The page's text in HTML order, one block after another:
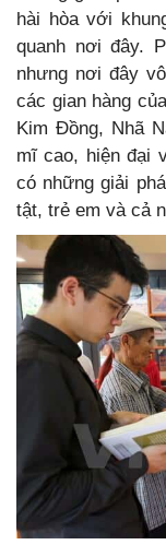
hài hòa với
quanh nơi đây.
nhưng nơi đây
các gian hàng
Kim Đồng, Nhã
mĩ cao, hiện đại
có những giải
tật, trẻ em và cả